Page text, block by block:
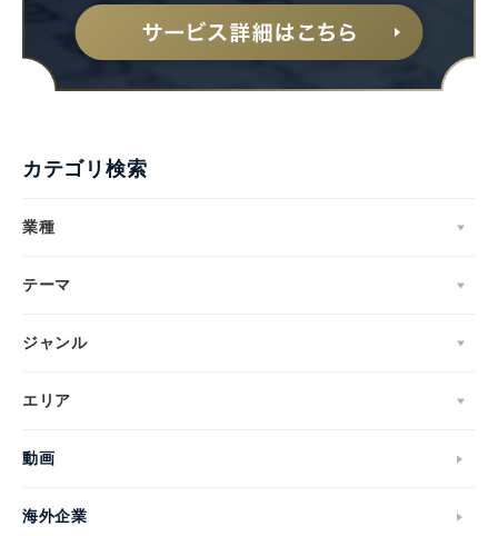
カテゴリ検索
業種
テーマ
ジャンル
エリア
動画
海外企業